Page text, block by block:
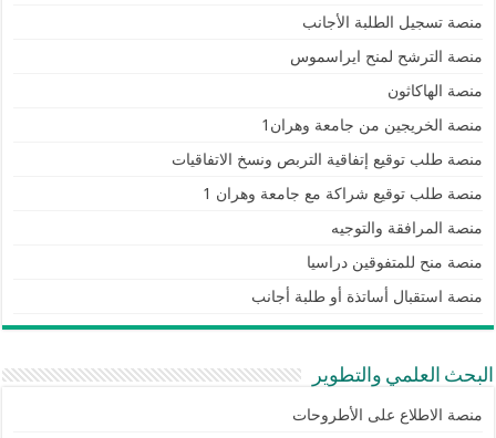
منصة تسجيل الطلبة الأجانب
منصة الترشح لمنح ايراسموس
منصة الهاكاثون
منصة الخريجين من جامعة وهران1
منصة طلب توقيع إتفاقية التربص ونسخ الاتفاقيات
منصة طلب توقيع شراكة مع جامعة وهران 1
منصة المرافقة والتوجيه
منصة منح للمتفوقين دراسيا
منصة استقبال أساتذة أو طلبة أجانب
البحث العلمي والتطوير
منصة الاطلاع على الأطروحات